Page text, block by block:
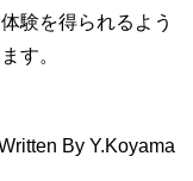
験を得られるよう
す。
By Y.Koyama